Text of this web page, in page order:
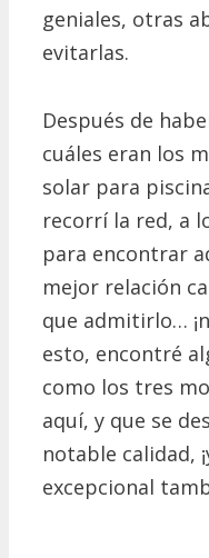
geniales, otras
evitarlas.
Después de
cuáles eran los
solar para
recorrí la red, a
para encontrar
mejor relación
que admitirlo…
esto, encontré
como los tres
aquí, y que se
notable calidad,
excepcional